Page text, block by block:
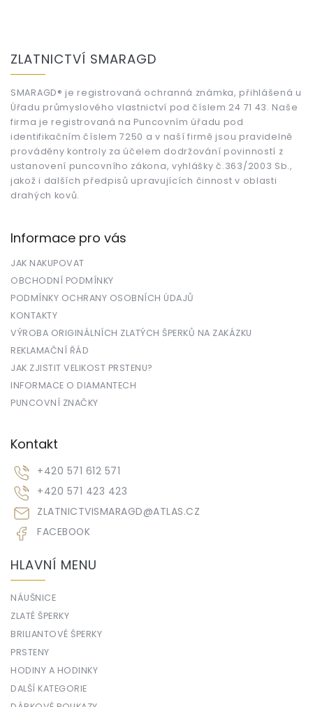
ZLATNICTVÍ SMARAGD
SMARAGD® je registrovaná ochranná známka, přihlášená u
Úřadu průmyslového vlastnictví pod číslem 24 71 43. Naše
firma je registrovaná na Puncovním úřadu pod
identifikačním číslem 7250 a v naší firmě jsou pravidelně
prováděny kontroly za účelem dodržování povinností z
ustanovení puncovního zákona, vyhlášky č.363/2003 Sb.,
jakož i dalších předpisů upravujících činnost v oblasti
drahých kovů.
Informace pro vás
JAK NAKUPOVAT
OBCHODNÍ PODMÍNKY
PODMÍNKY OCHRANY OSOBNÍCH ÚDAJŮ
KONTAKTY
VÝROBA ORIGINÁLNÍCH ZLATÝCH ŠPERKŮ NA ZAKÁZKU
REKLAMAČNÍ ŘÁD
JAK ZJISTIT VELIKOST PRSTENU?
INFORMACE O DIAMANTECH
PUNCOVNÍ ZNAČKY
Kontakt
ZLATNICTVISMARAGD@ATLAS.CZ
+420 571 612 571
+420 571 423 423
FACEBOOK
HLAVNÍ MENU
NÁUŠNICE
ZLATÉ ŠPERKY
BRILIANTOVÉ ŠPERKY
PRSTENY
HODINY A HODINKY
DALŠÍ KATEGORIE